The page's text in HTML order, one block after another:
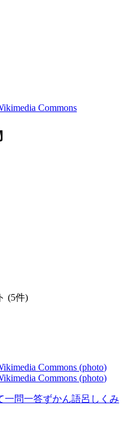
Commons
(5件)
Commons (photo)
Commons (photo)
一問一答ずかん語呂 しくみ